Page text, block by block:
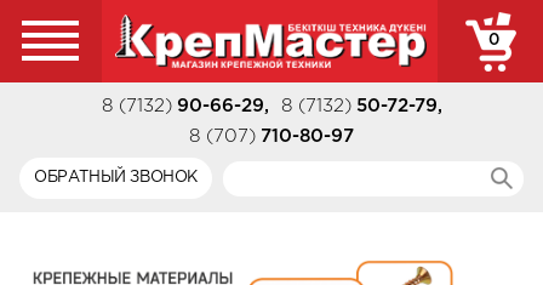
0
8 (7132) 90-66-29, 8 (7132) 50-72-79,
8 (707) 710-80-97
ОБРАТНЫЙ ЗВОНОК